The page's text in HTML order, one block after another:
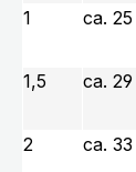
1 ca.
1,5 ca.
2 ca.